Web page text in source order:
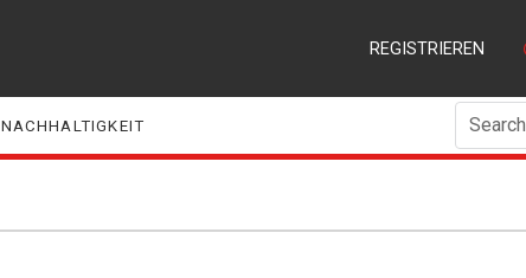
REGISTRIEREN
NACHHALTIGKEIT Search